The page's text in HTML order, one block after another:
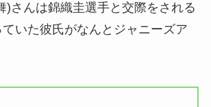
)さんは錦織圭選手と交際をされる
いた彼氏がなんとジャニーズア